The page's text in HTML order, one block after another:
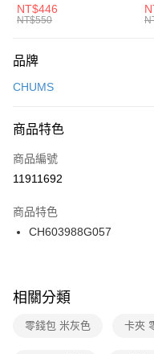
元大商業銀行
台灣樂天信用卡公司
AFTEE先享後付
【關於「AFTEE先享後付」】
便利好安心！
３．安心：先確認商品／服務後
【「AFTEE先享後付」結帳流程
１．於結帳方式選擇「AFTEE
２．訂單成立數日內，您將收到
３．收到繳費通知簡訊後14天
ATM／網路銀行／等多元方式
※ 交易是否成功請以「AFTEE
是否繳費成功／繳費後需取消
客戶支援中心」https://
運送方式
每筆NT$100，滿NT$1,500(
宅配
每筆NT$100，滿NT$1,500(
付款後門市自取
每筆NT$100，滿NT$1,500(
中統襪 FZ3393100
NT$446
NT$550
品牌
CHUMS
商品特色
商品編號
11911692
商品特色
CH603988G057
相關分類
零錢包 米灰色 卡夾